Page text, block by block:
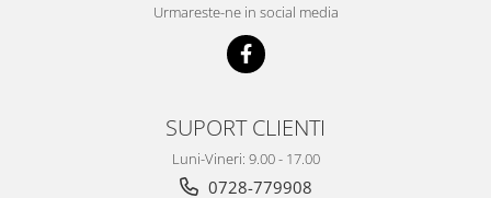
Urmareste-ne in social media
SUPORT CLIENTI
Luni-Vineri: 9.00 - 17.00
0728-779908